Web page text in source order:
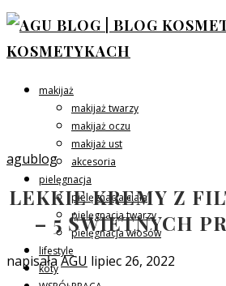
makijaż
makijaż twarzy
makijaż oczu
makijaż ust
akcesoria
pielęgnacja
pielęgnacja ciała
pielęgnacja twarzy
pielęgnacja włosów
lifestyle
koty
agublog
LEKKIE KREMY Z
– 5 ŚWIETNYCH
napisałaAGU lipiec 26, 2022